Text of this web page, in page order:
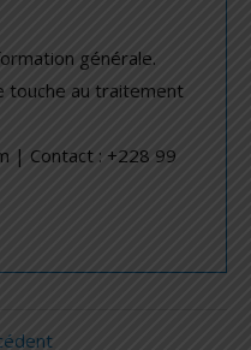
générale.
touche au traitement
| Contact : +228 99